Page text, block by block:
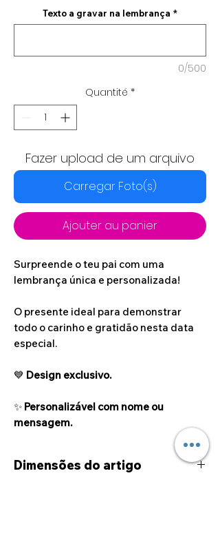
Texto a gravar na lembrança *
0/500
Quantité *
Fazer upload de um arquivo
Carregar Foto(s)
Ajouter au panier
Surpreende o teu pai com uma
lembrança única e personalizada!
O presente ideal para demonstrar
todo o carinho e gratidão nesta data
especial.
💙 Design exclusivo.
✨ Personalizável com nome ou
mensagem.
Dimensões do artigo